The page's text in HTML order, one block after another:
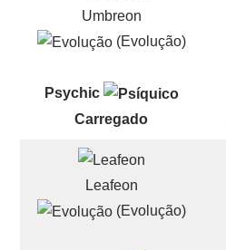
Umbreon
(Evolução)
Psychic
Carregado
Leafeon
(Evolução)